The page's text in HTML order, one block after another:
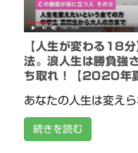
【人生が変わる18
法。浪人生は勝負強
ち取れ！【2020年
あなたの人生は変え
続きを読む